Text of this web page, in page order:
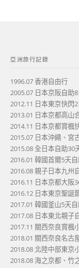
亞洲旅行記錄
1996.07 香港自由行
2005.07 日本京阪自助8
2012.11 日本東京快閃2
2013.01 日本京都高山
2014.11 日本京都賞楓
2015.07 日本沖繩、宮
2015.08 全日本自助30
2016.01 韓國首爾5天
2016.08 親子日本九州
2016.11 日本京都大阪
2016.12 日本東京聖誕
2017.01 韓國釜山5天
2017.08 日本東北親子
2017.11 關西奈良賞楓
2018.01 關西奈良名古
2018.08 北陸中部東京
2018.08 海之京都、竹